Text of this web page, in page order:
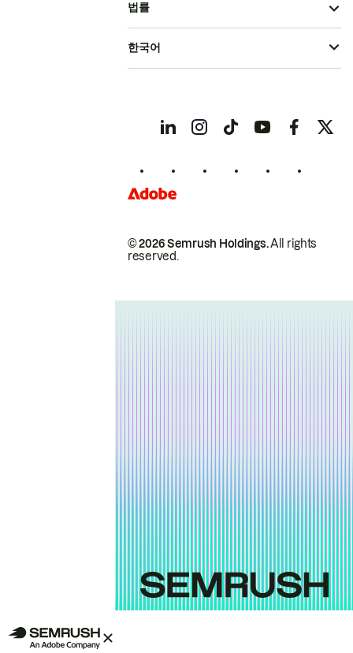
© 2026 Semrush Holdings.All rights
reserved.
법률
한국어